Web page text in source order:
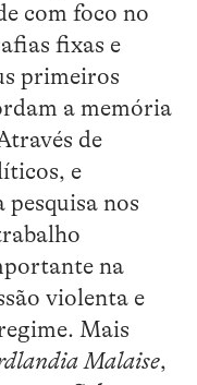
com foco no
fixas e
primeiros
a memória
de
e
nos
na
violenta e
Mais
Malaise,